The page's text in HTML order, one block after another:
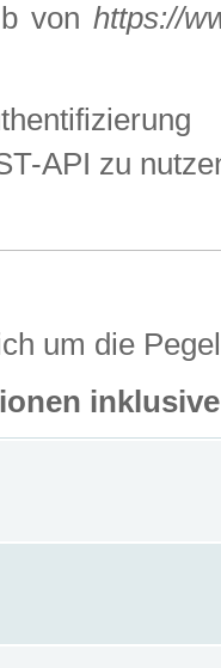
von https://
API zu
um die